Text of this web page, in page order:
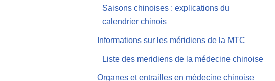
Saisons chinoises : explications du
calendrier chinois
Informations sur les méridiens de la MTC
Liste des meridiens de la médecine chinoise
Organes et entrailles en médecine chinoise